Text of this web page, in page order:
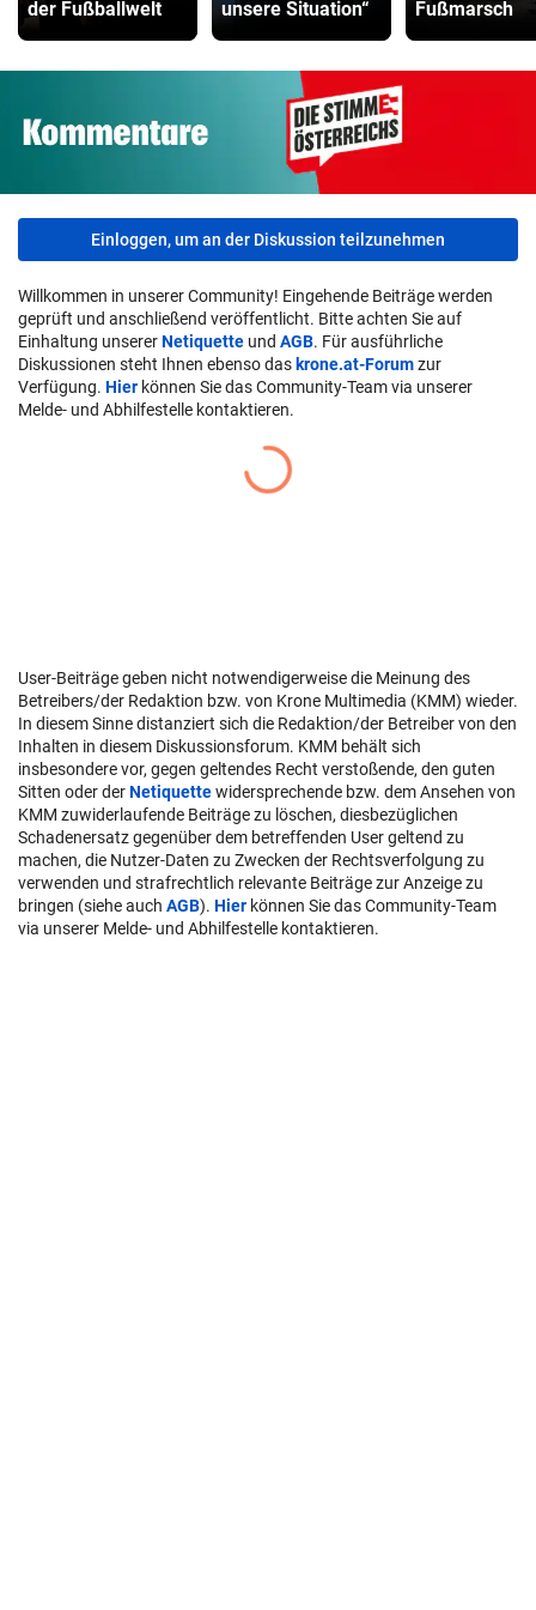
der Fußballwelt unsere Situation“ Fußmarsch
Einloggen, um an der Diskussion teilzunehmen
Willkommen in unserer Community! Eingehende Beiträge werden
geprüft und anschließend veröffentlicht. Bitte achten Sie auf
Einhaltung unsererNetiquette und AGB. Für ausführliche
Diskussionen steht Ihnen ebenso das krone.at-Forumzur
Verfügung. Hier können Sie das Community-Team via unserer
Melde- und Abhilfestelle kontaktieren.
User-Beiträge geben nicht notwendigerweise die Meinung des
Betreibers/der Redaktion bzw. von Krone Multimedia (KMM) wieder.
In diesem Sinne distanziert sich die Redaktion/der Betreiber von den
Inhalten in diesem Diskussionsforum. KMM behält sich
insbesondere vor, gegen geltendes Recht verstoßende, den guten
Sitten oder derNetiquettewidersprechende bzw. dem Ansehen von
KMM zuwiderlaufende Beiträge zu löschen, diesbezüglichen
Schadenersatz gegenüber dem betreffenden User geltend zu
machen, die Nutzer-Daten zu Zwecken der Rechtsverfolgung zu
verwenden und strafrechtlich relevante Beiträge zur Anzeige zu
bringen (siehe auch AGB). Hier können Sie das Community-Team
via unserer Melde- und Abhilfestelle kontaktieren.